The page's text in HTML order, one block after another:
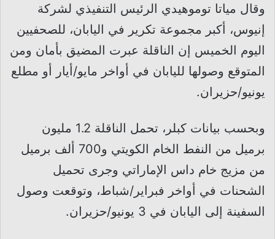
وقال مياتا توموهيدي الرئيس التنفيذي لشركة
إنيوس، أكبر مجموعة تكرير في اليابان، للصحفيين
اليوم الخميس إن الناقلة عبرت المضيق بأمان ومن
المتوقع وصولها لليابان في أواخر مايو/أيار أو مطلع
يونيو/حزيران.
وبحسب بيانات كبلر، تحمل الناقلة 1.2 مليون
برميل من النفط الخام الكويتي و700 ألف برميل
من مزيج خام داس الإماراتي وجرى تحميل
الشحنات في أواخر فبراير/شباط، وتوقعت وصول
السفينة إلى اليابان في 3 يونيو/حزيران.